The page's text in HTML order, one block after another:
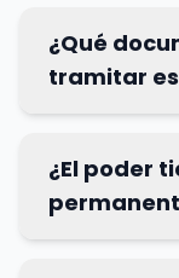
¿Qué
tramitar
¿El poder